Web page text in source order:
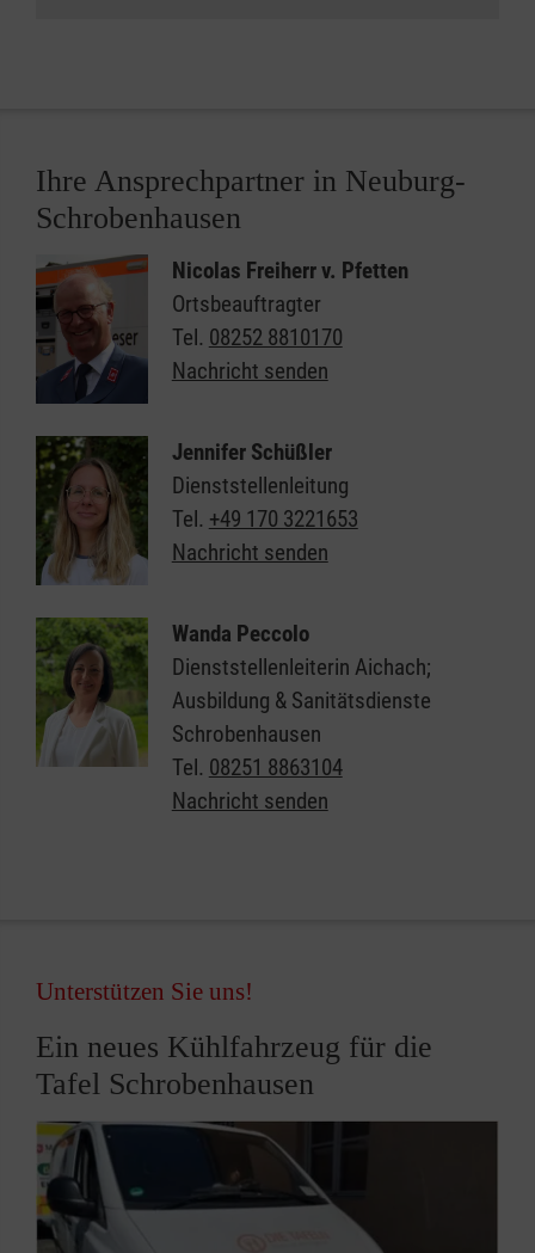
Ihre Ansprechpartner in Neuburg-
Schrobenhausen
Nicolas Freiherr v. Pfetten
Ortsbeauftragter
Tel. 08252 8810170
Nachricht senden
Jennifer Schüßler
Dienststellenleitung
Tel. +49 170 3221653
Nachricht senden
Wanda Peccolo
Dienststellenleiterin Aichach;
Ausbildung & Sanitätsdienste
Schrobenhausen
Tel. 08251 8863104
Nachricht senden
Unterstützen Sie uns!
Ein neues Kühlfahrzeug für die
Tafel Schrobenhausen